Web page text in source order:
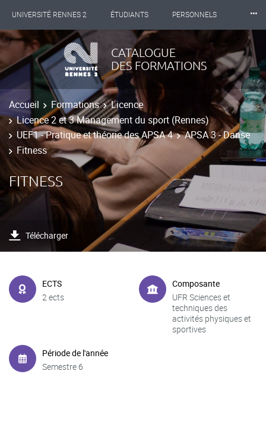
UNIVERSITÉ RENNES 2 ÉTUDIANTS PERSONNELS
INTERNATIONAL PROFESSIONNELS BIBLIOTHÈQUES
LES NOUVELLES DE RENNES 2
⸱⸱⸱
CATALOGUE
DES FORMATIONS
Accueil Formations
Licence
Licence 2 et 3 Management du sport (Rennes)
UEF1 - Pratique et théorie des APSA 4
APSA 3 - Danse
Fitness
FITNESS
Télécharger
ECTS
2 ects
Composante
UFR Sciences et
techniques des
activités physiques et
sportives
Période de l'année
Semestre 6